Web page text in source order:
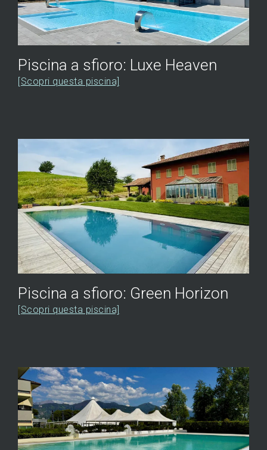
Piscina a sfioro: Luxe Heaven
[Scopri questa piscina]
Piscina a sfioro: Green Horizon
[Scopri questa piscina]